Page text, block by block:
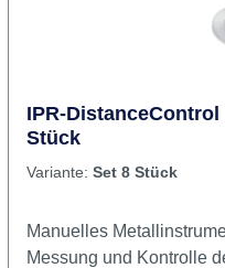
IPR-DistanceControl
Stück
Variante: Set 8 Stück
Manuelles
Messung und Kontrolle